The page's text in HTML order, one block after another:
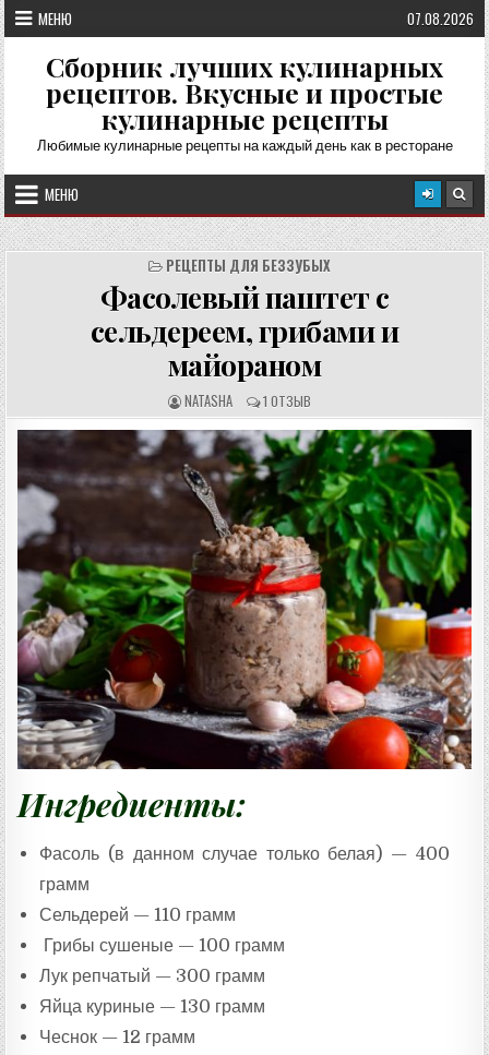
Перейти
к
содержимому
МЕНЮ 07.08.2026
Сборник лучших кулинарных
рецептов. Вкусные и простые
кулинарные рецепты
Любимые кулинарные рецепты на каждый день как в ресторане
МЕНЮ
РЕЦЕПТЫ ДЛЯ БЕЗЗУБЫХ
Фасолевый паштет с
сельдереем, грибами и
майораном
А
В
Т
О
Р
Р
Е
Ц
А
:
NATASHA О
Т
З
Ы
В
Ы
:
1 ОТЗЫВ
Ингредиенты:
Фасоль (в данном случае только белая) — 400
грамм
Сельдерей — 110 грамм
Грибы сушеные — 100 грамм
Лук репчатый — 300 грамм
Яйца куриные — 130 грамм
Чеснок — 12 грамм